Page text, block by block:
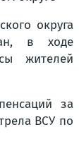
округа
в ходе
жителей
за
ВСУ по